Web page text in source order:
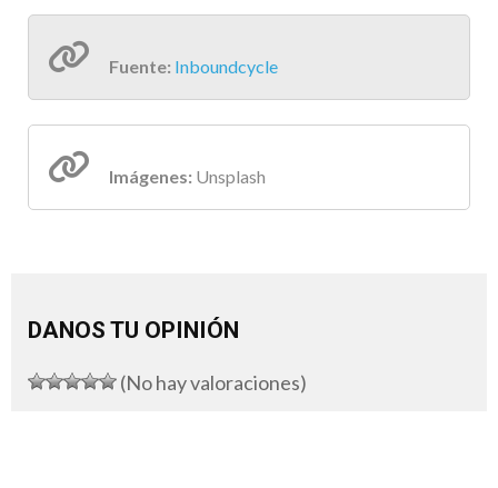
Fuente: Inboundcycle
Imágenes: Unsplash
DANOS TU OPINIÓN
(No hay valoraciones)